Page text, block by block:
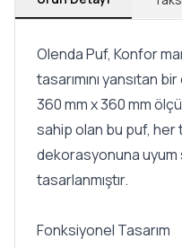
Olenda Puf, Konfor
tasarımını yansıtan
360 mm x 360 mm
sahip olan bu puf, her
dekorasyonuna uyum
tasarlanmıştır.
Fonksiyonel Tasarım